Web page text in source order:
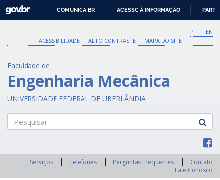
O
CONTEÚDO
GOVBR
COMUNICA BR ACESSO À INFORMAÇÃO
PT
EN
ACESSIBILIDADE
ALTO CONTRASTE MAPA DO SITE
Faculdade de
Engenharia Mecânica
UNIVERSIDADE FEDERAL DE UBERLÂNDIA
Serviços Telefones Perguntas Frequentes
Contato
Fale Conosco